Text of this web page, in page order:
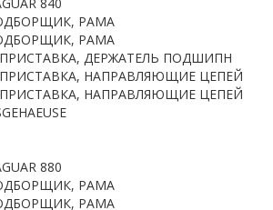
РАМА
РАМА
ПРИСТАВКА, ДЕРЖАТЕЛЬ ПОДШИПН
ПРИСТАВКА, НАПРАВЛЯЮЩИЕ ЦЕПЕЙ
ПРИСТАВКА, НАПРАВЛЯЮЩИЕ ЦЕПЕЙ
880
РАМА
РАМА